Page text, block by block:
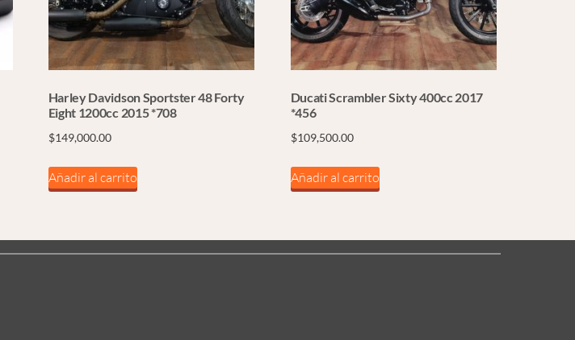
Harley Davidson Sportster 48 Forty
Eight 1200cc 2015 *708
$149,000.00
Añadir al carrito
Ducati Scrambler Sixty 400cc 2017
*456
$109,500.00
Añadir al carrito